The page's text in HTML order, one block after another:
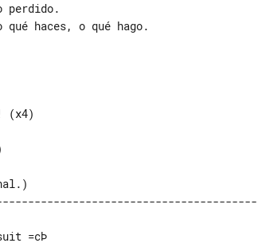
perdido.
qué haces, o qué hago.
(x4)
=cÞ